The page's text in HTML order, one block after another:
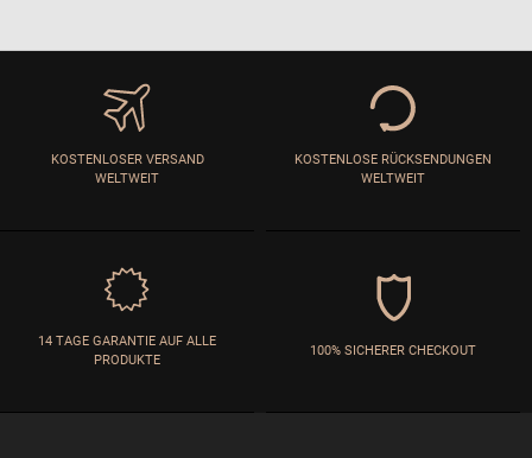
KOSTENLOSER VERSAND
WELTWEIT
KOSTENLOSE RÜCKSENDUNGEN
WELTWEIT
14 TAGE GARANTIE AUF ALLE
PRODUKTE
100% SICHERER CHECKOUT